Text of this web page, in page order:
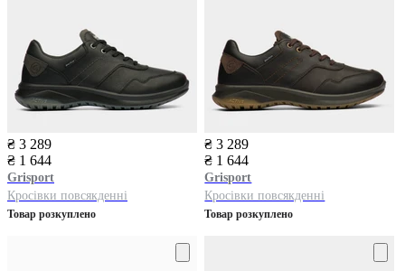
₴ 3 289
₴ 1 644
Grisport
Кросівки повсякденні
Товар розкуплено
₴ 3 289
₴ 1 644
Grisport
Кросівки повсякденні
Товар розкуплено